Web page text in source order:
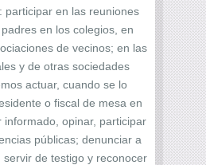
participar en las reuniones
en los colegios, en
de vecinos; en las
y de otras sociedades
actuar, cuando se lo
o fiscal de mesa en
informado, opinar, participar
públicas; denunciar a
servir de testigo y reconocer